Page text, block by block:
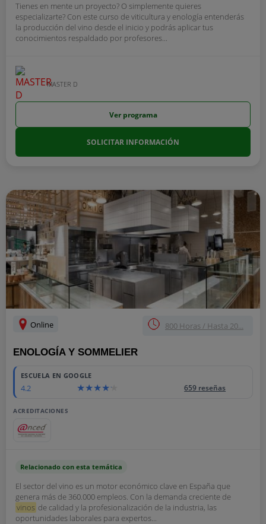
Tienes en mente un proyecto? O simplemente quieres
especializarte? Con este curso de viticultura y enología entenderás
la producción del vino desde el inicio y podrás aplicar tus
conocimientos respaldado por profesores...
MASTER D
Ver programa
SOLICITAR INFORMACIÓN
Online 800 Horas / Hasta 20...
ENOLOGÍA Y SOMMELIER
ESCUELA EN GOOGLE
4.2 659 reseñas
ACREDITACIONES
Relacionado con esta temática
El sector del vino es un motor económico clave en España que
genera más de 360.000 empleos. Con la demanda creciente de
vinos de calidad y la profesionalización de la industria, las
oportunidades laborales para expertos...